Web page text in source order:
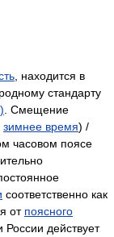
, находится в
стандарту
. Смещение
зимнее время) /
часовом поясе
соответственно как
от поясного
России действует